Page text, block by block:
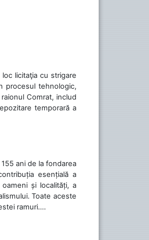
loc licitaţia cu strigare
procesul tehnologic,
Comrat, includ
temporară a
ani de la fondarea
esențială a
și localități, a
Toate aceste
ramuri....